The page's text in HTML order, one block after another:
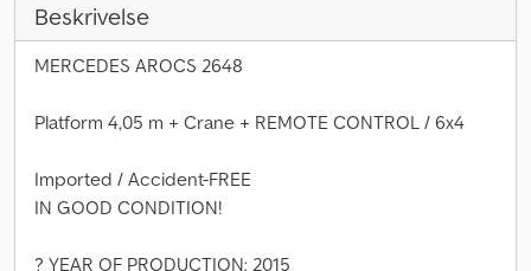
Beskrivelse
MERCEDES AROCS 2648
Platform 4,05 m + Crane + REMOTE CONTROL / 6x4
Imported / Accident-FREE
IN GOOD CONDITION!
? YEAR OF PRODUCTION: 2015